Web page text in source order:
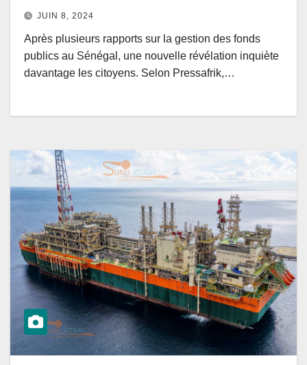
JUIN 8, 2024
Après plusieurs rapports sur la gestion des fonds
publics au Sénégal, une nouvelle révélation inquiète
davantage les citoyens. Selon Pressafrik,…